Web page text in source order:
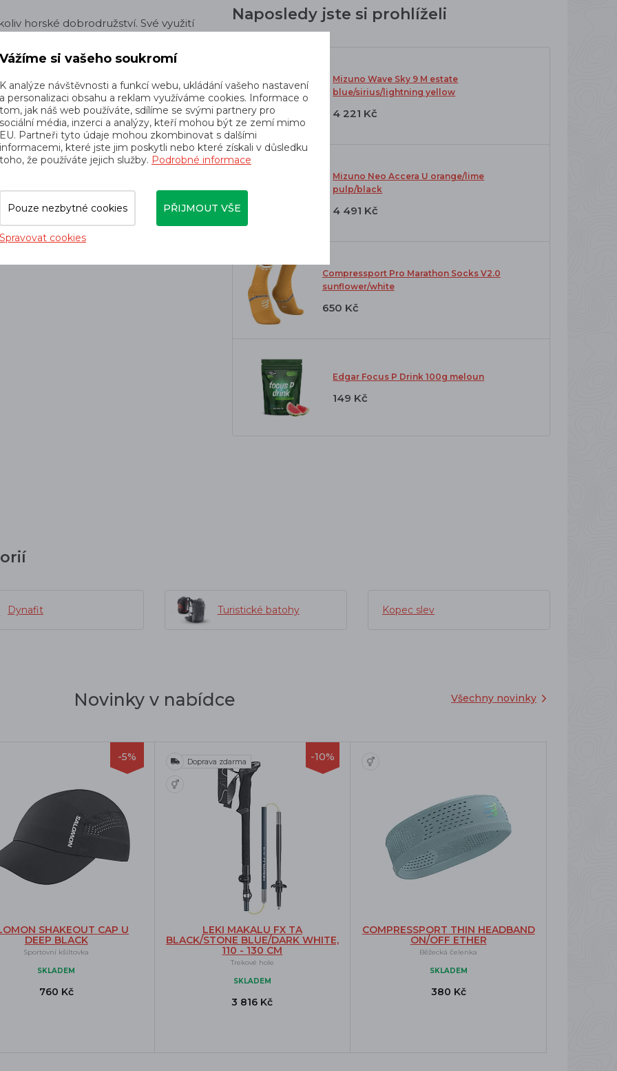
horské dobrodružství. Své využití
balení),
Naposledy jste si prohlíželi
Mizuno Wave Sky 9 M estate
blue/sirius/lightning yellow
4 221 Kč
Mizuno Neo Accera U orange/lime
pulp/black
4 491 Kč
Compressport Pro Marathon Socks V2.0
sunflower/white
650 Kč
Edgar Focus P Drink 100g meloun
149 Kč
Dynafit Turistické batohy Kopec slev
Novinky v nabídce Všechny novinky
-5%
SHAKEOUT CAP U
DEEP BLACK
Sportovní kšiltovka
SKLADEM
760 Kč
-10%
Doprava zdarma
LEKI MAKALU FX TA
BLACK/STONE BLUE/DARK WHITE,
110 - 130 CM
Trekové hole
SKLADEM
3 816 Kč
COMPRESSPORT THIN HEADBAND
ON/OFF ETHER
Běžecká čelenka
SKLADEM
380 Kč
Vážíme si vašeho soukromí
K analýze návštěvnosti a funkcí webu, ukládání vašeho nastavení
a personalizaci obsahu a reklam využíváme cookies. Informace o
tom, jak náš web používáte, sdílíme se svými partnery pro
sociální média, inzerci a analýzy, kteří mohou být ze zemí mimo
EU. Partneři tyto údaje mohou zkombinovat s dalšími
informacemi, které jste jim poskytli nebo které získali v důsledku
toho, že používáte jejich služby. Podrobné informace
Pouze nezbytné cookies PŘIJMOUT VŠE
Spravovat cookies